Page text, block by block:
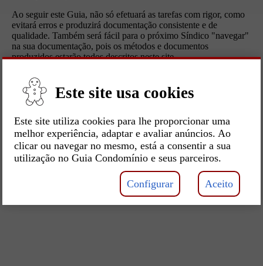
Este site usa cookies
Este site utiliza cookies para lhe proporcionar uma
melhor experiência, adaptar e avaliar anúncios. Ao
clicar ou navegar no mesmo, está a consentir a sua
utilização no Guia Condomínio e seus parceiros.
Aceito
Configurar
Ao seguir este Guia, não só efetuará as tarefas com rigor, como
evitará erros e produzirá documentação consistente e de
qualidade. Também será fácil para o próximo Síndico "navegar"
na sua documentação, pois os métodos e documentos
produzidos estarão todos descritos neste site.